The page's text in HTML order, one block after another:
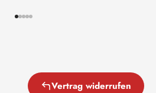
Gehe zu Element 1
Gehe zu Element 2
Gehe zu Element 3
Gehe zu Element 4
Gehe zu Element 5
Vertrag widerrufen